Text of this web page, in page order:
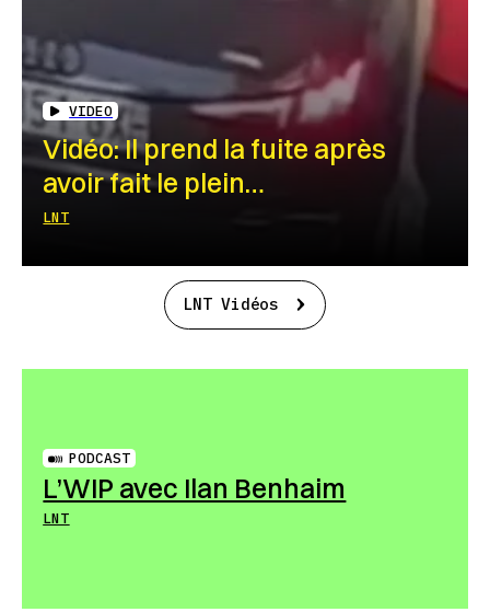
VIDEO
Vidéo: Il prend la fuite après
avoir fait le plein…
LNT
LNT Vidéos
PODCAST
L’WIP avec Ilan Benhaim
LNT